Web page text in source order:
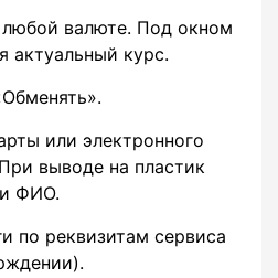
любой валюте. Под окном
актуальный курс.
или электронного
выводе на пластик
ФИО.
по реквизитам сервиса